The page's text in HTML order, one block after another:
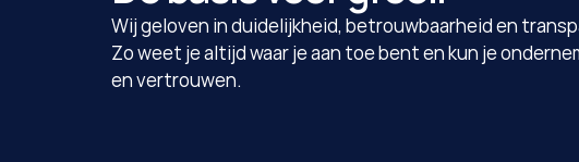
Wij geloven in duidelijkheid, betrouwbaarheid en
Zo weet je altijd waar je aan toe bent en kun je
en vertrouwen.